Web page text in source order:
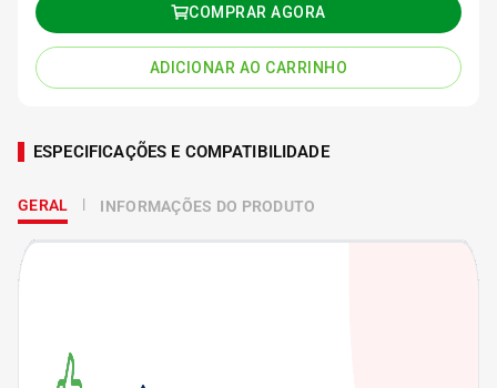
COMPRAR AGORA
ADICIONAR AO CARRINHO
ESPECIFICAÇÕES E COMPATIBILIDADE
GERAL INFORMAÇÕES DO PRODUTO